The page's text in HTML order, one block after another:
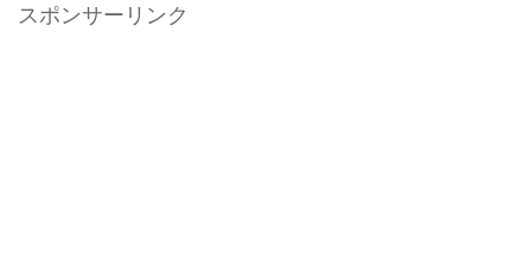
スポンサーリンク